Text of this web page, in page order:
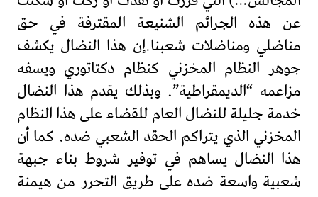
عن هذه الجرائم الشنيعة المقترفة في حق
مناضلي ومناضلات شعبنا.إن هذا النضال يكشف
جوهر النظام المخزني كنظام دكتاتوري ويسفه
مزاعمه “الديمقراطية”. وبذلك يقدم هذا النضال
خدمة جليلة للنضال العام للقضاء على هذا النظام
المخزني الذي يتراكم الحقد الشعبي ضده. كما أن
هذا النضال يساهم في توفير شروط بناء جبهة
شعبية واسعة ضده على طريق التحرر من هيمنة